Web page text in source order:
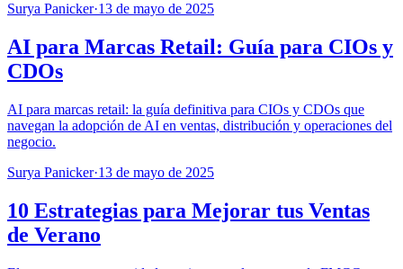
Surya Panicker·13 de mayo de 2025
AI para Marcas Retail: Guía para CIOs y
CDOs
AI para marcas retail: la guía definitiva para CIOs y CDOs que
navegan la adopción de AI en ventas, distribución y operaciones del
negocio.
Surya Panicker·13 de mayo de 2025
10 Estrategias para Mejorar tus Ventas
de Verano